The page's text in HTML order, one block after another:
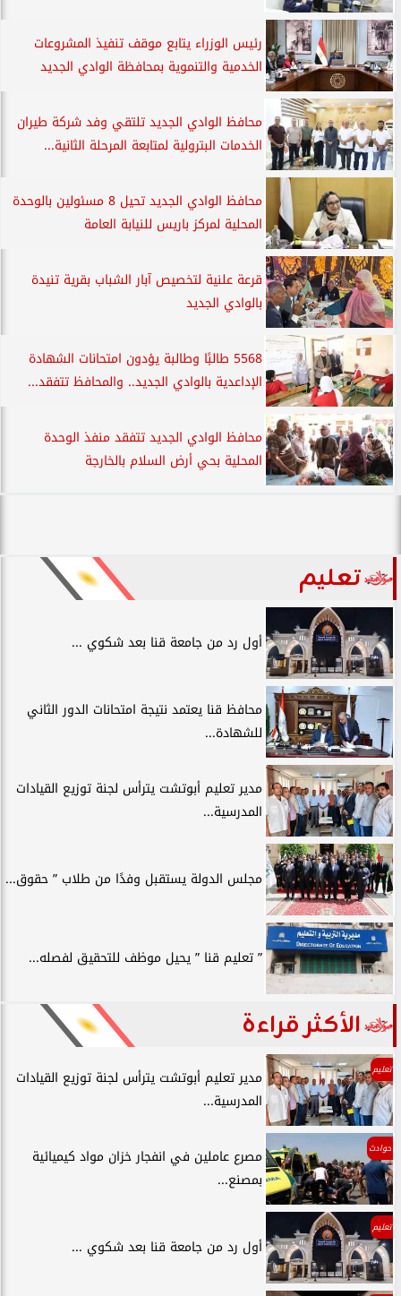
رئيس الوزراء يتابع موقف تنفيذ المشروعات
الخدمية والتنموية بمحافظة الوادي الجديد
محافظ الوادي الجديد تلتقي وفد شركة طيران
الخدمات البترولية لمتابعة المرحلة الثانية...
محافظ الوادي الجديد تحيل 8 مسئولين بالوحدة
المحلية لمركز باريس للنيابة العامة
قرعة علنية لتخصيص آبار الشباب بقرية تنيدة
بالوادي الجديد
5568 طالبًا وطالبة يؤدون امتحانات الشهادة
الإداعدية بالوادي الجديد.. والمحافظ تتفقد...
محافظ الوادي الجديد تتفقد منفذ الوحدة
المحلية بحي أرض السلام بالخارجة
تعليم
أول رد من جامعة قنا بعد شكوي ...
محافظ قنا يعتمد نتيجة امتحانات الدور الثاني
للشهادة...
مدير تعليم أبوتشت يترأس لجنة توزيع القيادات
المدرسية...
مجلس الدولة يستقبل وفدًا من طلاب ” حقوق...
” تعليم قنا ” يحيل موظف للتحقيق لفصله...
الأكثر قراءة
تعليم
مدير تعليم أبوتشت يترأس لجنة توزيع القيادات
المدرسية...
حوادث
مصرع عاملين في انفجار خزان مواد كيميائية
بمصنع...
تعليم
أول رد من جامعة قنا بعد شكوي ...